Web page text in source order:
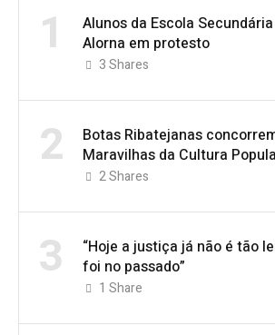
1
Alunos da Escola
Alorna em protesto
3Shares
2
Botas Ribatejanas
Maravilhas da Cultura
2Shares
3
“Hoje a justiça já não é tão
foi no passado”
1 Share